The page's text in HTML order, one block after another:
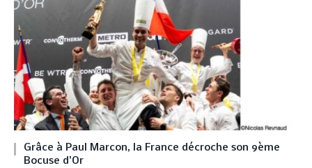
Grâce à Paul Marcon, la France décroche son 9ème
Bocuse d’Or